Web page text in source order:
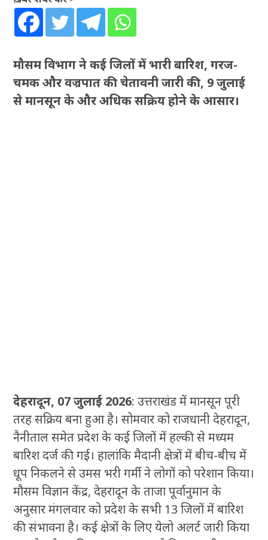
मौसम विभाग ने कई जिलों में भारी बारिश, गरज-
चमक और वज्रपात की चेतावनी जारी की, 9 जुलाई
से मानसून के और अधिक सक्रिय होने के आसार।
देहरादून, 07 जुलाई 2026: उत्तराखंड में मानसून पूरी
तरह सक्रिय बना हुआ है। सोमवार को राजधानी देहरादून,
नैनीताल समेत प्रदेश के कई जिलों में हल्की से मध्यम
बारिश दर्ज की गई। हालांकि मैदानी क्षेत्रों में बीच-बीच में
धूप निकलने से उमस भरी गर्मी ने लोगों को परेशान किया।
मौसम विज्ञान केंद्र, देहरादून के ताजा पूर्वानुमान के
अनुसार मंगलवार को प्रदेश के सभी 13 जिलों में बारिश
की संभावना है। कई क्षेत्रों के लिए येलो अलर्ट जारी किया